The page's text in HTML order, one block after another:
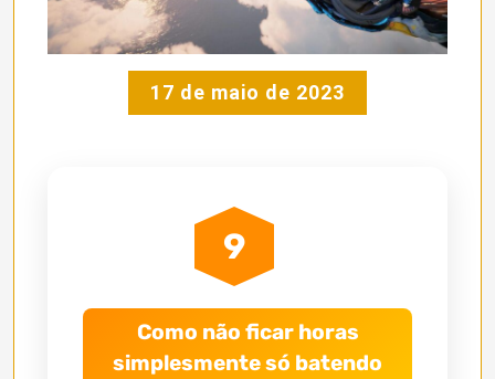
17 de maio de 2023
9
Como não ficar horas
simplesmente só batendo